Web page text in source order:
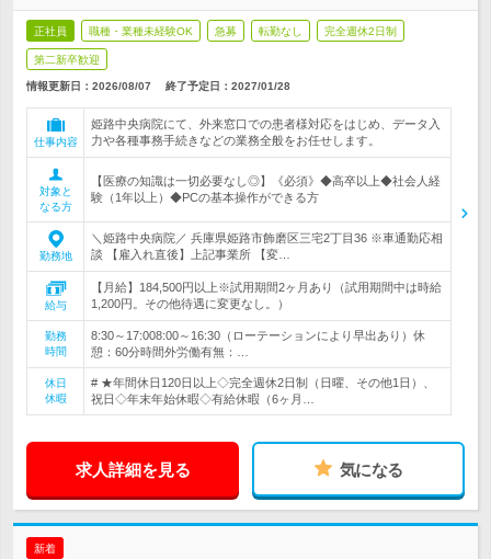
正社員 職種・業種未経験OK 急募 転勤なし 完全週休2日制
第二新卒歓迎
情報更新日：2026/08/07 終了予定日： 2027/01/28
仕事内容
姫路中央病院にて、外来窓口での患者様対応をはじめ、データ入
力や各種事務手続きなどの業務全般をお任せします。
対象と
なる方
【医療の知識は一切必要なし◎】《必須》◆高卒以上◆社会人経
験（1年以上）◆PCの基本操作ができる方
勤務地
＼姫路中央病院／ 兵庫県姫路市飾磨区三宅2丁目36 ※車通勤応相
談 【雇入れ直後】上記事業所 【変…
給与
【月給】184,500円以上※試用期間2ヶ月あり（試用期間中は時給
1,200円。その他待遇に変更なし。）
勤務
時間
8:30～17:008:00～16:30（ローテーションにより早出あり）休
憩：60分時間外労働有無：…
休日
休暇
# ★年間休日120日以上◇完全週休2日制（日曜、その他1日）、
祝日◇年末年始休暇◇有給休暇（6ヶ月…
求人詳細を見る 気になる
新着